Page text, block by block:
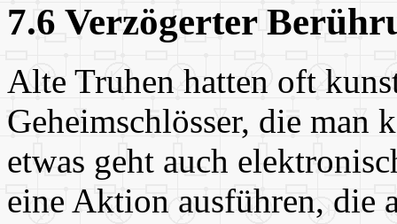
7.6 Verzögerter
Alte Truhen hatten oft
Geheimschlösser, die man
etwas geht auch
eine Aktion ausführen, die